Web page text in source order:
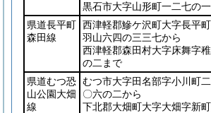
黒石市大字山形町一二七の
県道長平町
森田線
西津軽郡鰺ケ沢町大字長平
羽山六四の三三七から
西津軽郡森田村大字床舞字
の二まで
県道むつ恐
山公園大畑
線
むつ市大字田名部字小川町
〇六の二から
下北郡大畑町大字大畑字新